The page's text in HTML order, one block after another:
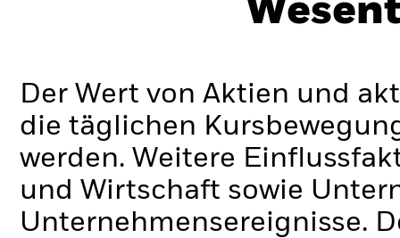
Der Wert von Aktien und
die täglichen
werden. Weitere
und Wirtschaft sowie
Unternehmensereignisse.